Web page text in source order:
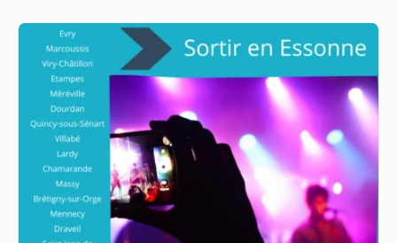
Essonne
Meilleures
sorties
activités